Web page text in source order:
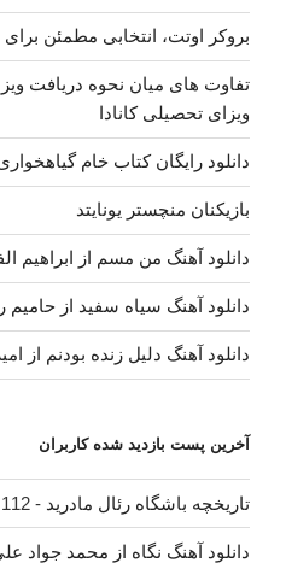
بروکر اوتت، انتخابی مطمئن
تفاوت های میان نحوه دریافت
ویزای تحصیلی کانادا
دانلود رایگان کتاب خام
بازیکنان منچستر یونایتد
دانلود آهنگ من مسم از ابراهیم
دانلود آهنگ سیاه سفید از حامیم
دانلود آهنگ دلیل زنده بودنم از
آخرین پست بازدید شده کاربران
تاریخچه باشگاه رئال مادرید - 112 بازدید
دانلود آهنگ نگاه از محمد جواد